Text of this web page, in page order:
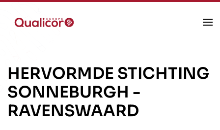
Skip to main content
HERVORMDE STICHTING
SONNEBURGH -
RAVENSWAARD